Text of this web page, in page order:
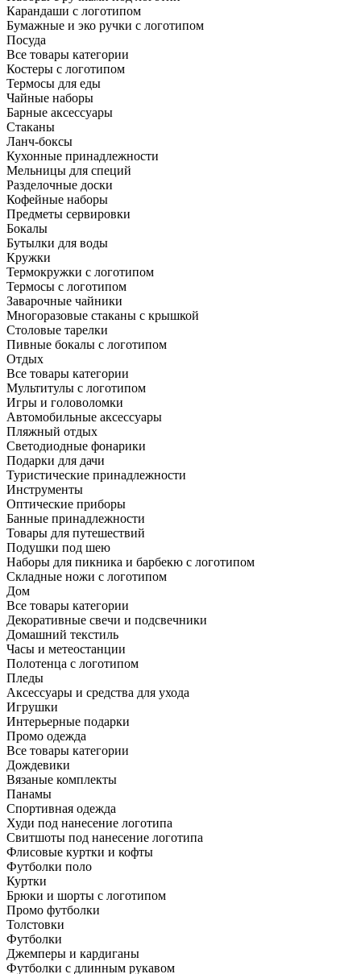
Карандаши с логотипом
Бумажные и эко ручки с логотипом
Посуда
Все товары категории
Костеры с логотипом
Термосы для еды
Чайные наборы
Барные аксессуары
Стаканы
Ланч-боксы
Кухонные принадлежности
Мельницы для специй
Разделочные доски
Кофейные наборы
Предметы сервировки
Бокалы
Бутылки для воды
Кружки
Термокружки с логотипом
Термосы с логотипом
Заварочные чайники
Многоразовые стаканы с крышкой
Столовые тарелки
Пивные бокалы с логотипом
Отдых
Все товары категории
Мультитулы с логотипом
Игры и головоломки
Автомобильные аксессуары
Пляжный отдых
Светодиодные фонарики
Подарки для дачи
Туристические принадлежности
Инструменты
Оптические приборы
Банные принадлежности
Товары для путешествий
Подушки под шею
Наборы для пикника и барбекю с логотипом
Складные ножи с логотипом
Дом
Все товары категории
Декоративные свечи и подсвечники
Домашний текстиль
Часы и метеостанции
Полотенца с логотипом
Пледы
Аксессуары и средства для ухода
Игрушки
Интерьерные подарки
Промо одежда
Все товары категории
Дождевики
Вязаные комплекты
Панамы
Спортивная одежда
Худи под нанесение логотипа
Свитшоты под нанесение логотипа
Флисовые куртки и кофты
Футболки поло
Куртки
Брюки и шорты с логотипом
Промо футболки
Толстовки
Футболки
Джемперы и кардиганы
Футболки с длинным рукавом